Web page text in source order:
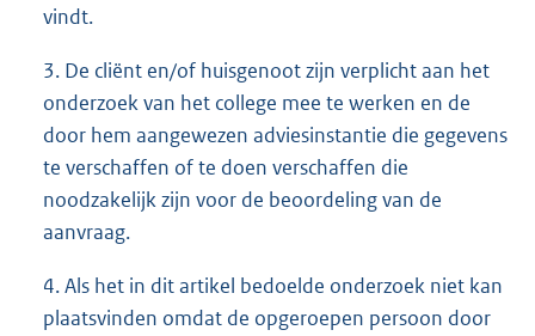
vindt.
3. De cliënt en/of huisgenoot zijn verplicht aan het
onderzoek van het college mee te werken en de
door hem aangewezen adviesinstantie die gegevens
te verschaffen of te doen verschaffen die
noodzakelijk zijn voor de beoordeling van de
aanvraag.
4. Als het in dit artikel bedoelde onderzoek niet kan
plaatsvinden omdat de opgeroepen persoon door